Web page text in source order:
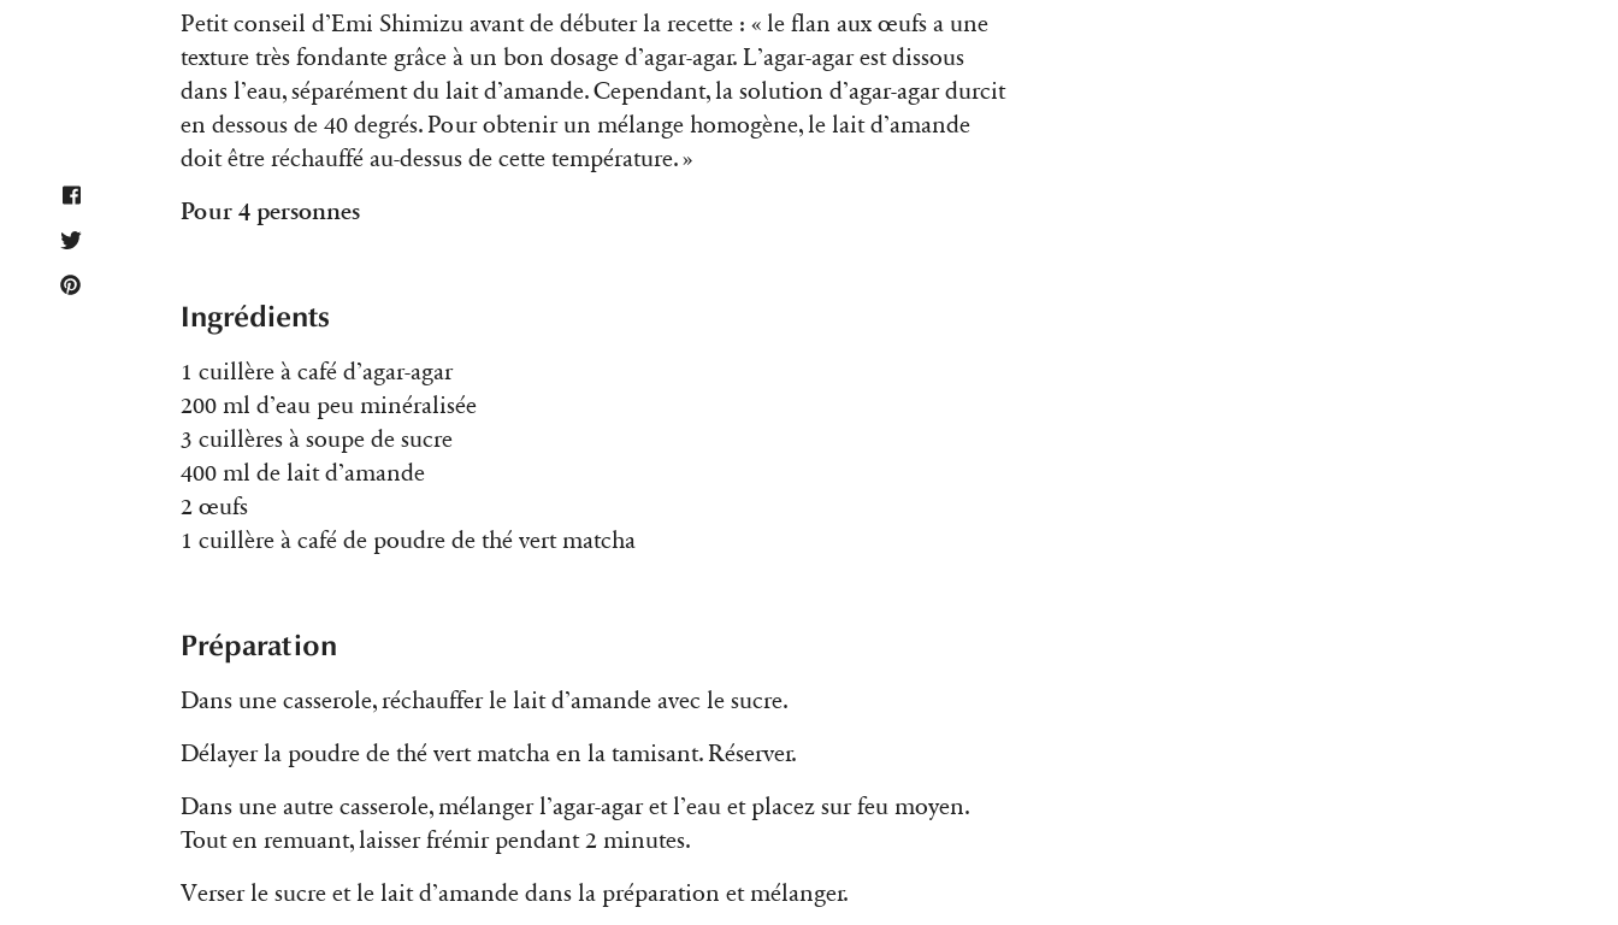
Petit conseil d’Emi Shimizu avant de débuter la recette : « le flan aux œufs a une
texture très fondante grâce à un bon dosage d’agar-agar. L’agar-agar est dissous
dans l’eau, séparément du lait d’amande. Cependant, la solution d’agar-agar durcit
en dessous de 40 degrés. Pour obtenir un mélange homogène, le lait d’amande
doit être réchauffé au-dessus de cette température. »
Pour 4 personnes
Ingrédients
​​1 cuillère à café d’agar-agar
200 ml d’eau peu minéralisée
3 cuillères à soupe de sucre
400 ml de lait d’amande
2 œufs
1 cuillère à café de poudre de thé vert matcha
Préparation
Dans une casserole, réchauffer le lait d’amande avec le sucre.
Délayer la poudre de thé vert matcha en la tamisant. Réserver.
Dans une autre casserole, mélanger l’agar-agar et l’eau et placez sur feu moyen.
Tout en remuant, laisser frémir pendant 2 minutes.
Verser le sucre et le lait d’amande dans la préparation et mélanger.